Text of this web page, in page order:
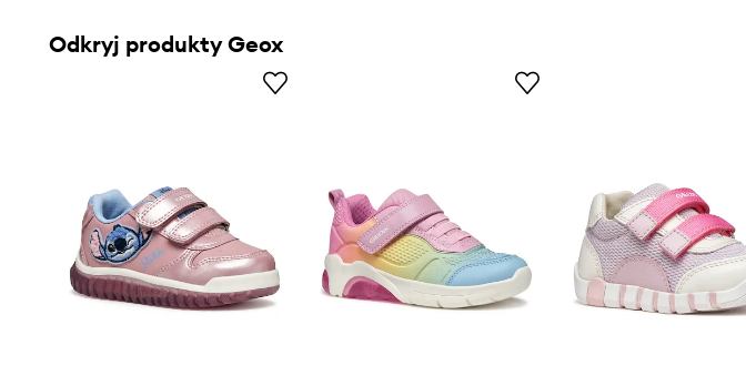
Odkryj produkty Geox